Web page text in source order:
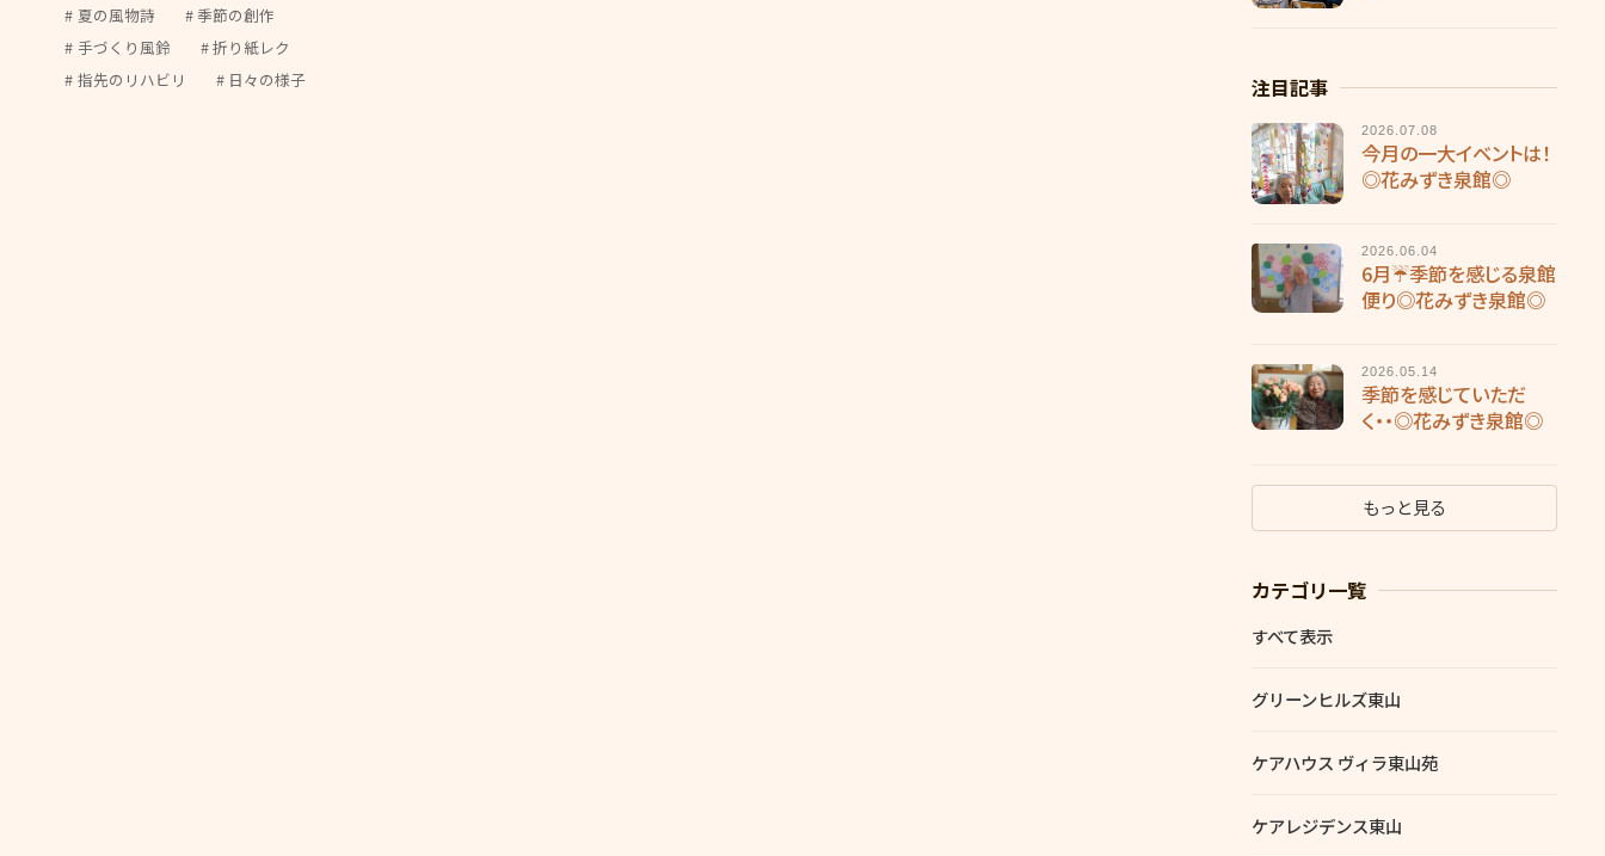
夏の風物詩
季節の創作
手づくり風鈴
折り紙レク
指先のリハビリ
日々の様子 注目記事
2026.07.08
今月の一大イベントは！
◎花みずき泉館◎
2026.06.04
6月☔季節を感じる泉館
便り◎花みずき泉館◎
2026.05.14
季節を感じていただ
く・・◎花みずき泉館◎
もっと見る
カテゴリ一覧
すべて表示
グリーンヒルズ東山
ケアハウス ヴィラ東山苑
ケアレジデンス東山